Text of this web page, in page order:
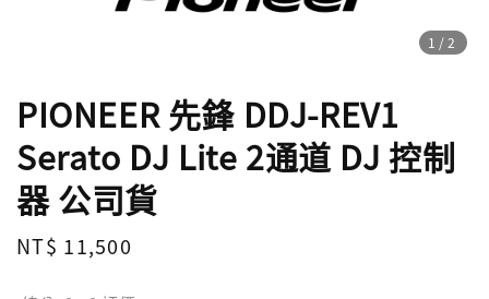
1 /2
PIONEER 先鋒 DDJ-REV1
Serato DJ Lite 2通道 DJ 控制
器 公司貨
Regular
NT$ 11,500